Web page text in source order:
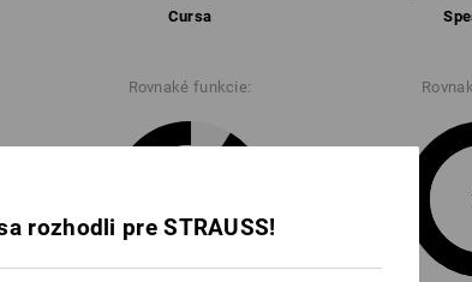
Cursa
Rovnaké funkcie:
rozhodli pre STRAUSS!